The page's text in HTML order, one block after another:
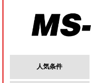
人気条件